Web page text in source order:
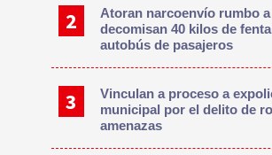
Atoran narcoenvío rumbo
decomisan 40 kilos de
autobús de pasajeros
Vinculan a proceso a
municipal por el delito de
amenazas